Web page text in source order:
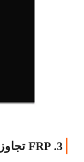
3. FRP تجاوز APK (غير مستقر)